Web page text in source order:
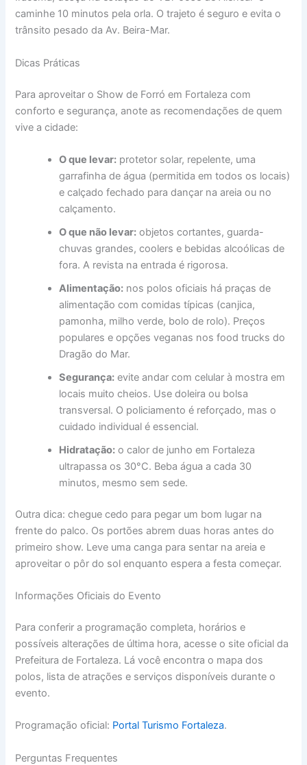
caminhe 10 minutos pela orla. O trajeto é seguro e evita o
trânsito pesado da Av. Beira-Mar.
Dicas Práticas
Para aproveitar o Show de Forró em Fortaleza com
conforto e segurança, anote as recomendações de quem
vive a cidade:
O que levar: protetor solar, repelente, uma
garrafinha de água (permitida em todos os locais)
e calçado fechado para dançar na areia ou no
calçamento.
O que não levar: objetos cortantes, guarda-
chuvas grandes, coolers e bebidas alcoólicas de
fora. A revista na entrada é rigorosa.
Alimentação: nos polos oficiais há praças de
alimentação com comidas típicas (canjica,
pamonha, milho verde, bolo de rolo). Preços
populares e opções veganas nos food trucks do
Dragão do Mar.
Segurança: evite andar com celular à mostra em
locais muito cheios. Use doleira ou bolsa
transversal. O policiamento é reforçado, mas o
cuidado individual é essencial.
Hidratação: o calor de junho em Fortaleza
ultrapassa os 30°C. Beba água a cada 30
minutos, mesmo sem sede.
Outra dica: chegue cedo para pegar um bom lugar na
frente do palco. Os portões abrem duas horas antes do
primeiro show. Leve uma canga para sentar na areia e
aproveitar o pôr do sol enquanto espera a festa começar.
Informações Oficiais do Evento
Para conferir a programação completa, horários e
possíveis alterações de última hora, acesse o site oficial da
Prefeitura de Fortaleza. Lá você encontra o mapa dos
polos, lista de atrações e serviços disponíveis durante o
evento.
Programação oficial: Portal Turismo Fortaleza.
Perguntas Frequentes